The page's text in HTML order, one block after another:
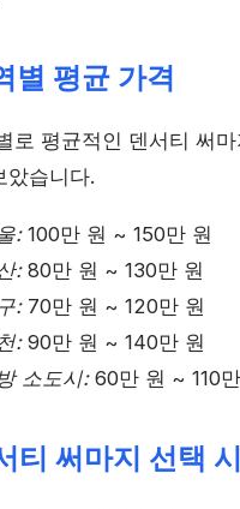
별 평균 가격
로 평균적인 덴서티 써
았습니다.
:100만 원 ~ 150만 원
:80만 원 ~ 130만 원
:70만 원 ~ 120만 원
:90만 원 ~ 140만 원
소도시:60만 원 ~ 110
티 써마지 선택